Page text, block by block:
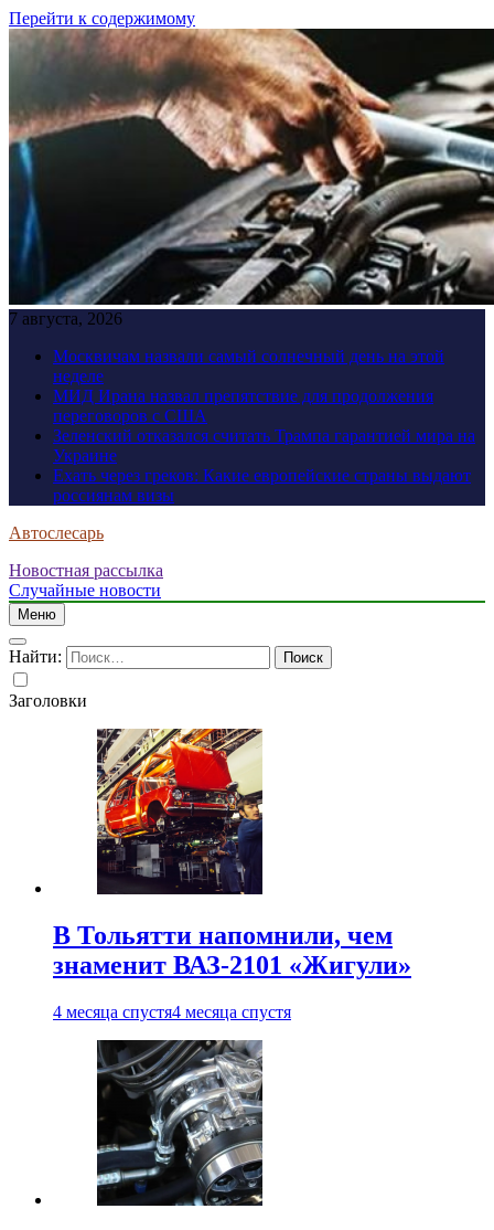
Перейти к содержимому
7 августа, 2026
Москвичам назвали самый солнечный день на этой
неделе
МИД Ирана назвал препятствие для продолжения
переговоров с США
Зеленский отказался считать Трампа гарантией мира на
Украине
Ехать через греков: Какие европейские страны выдают
россиянам визы
Автослесарь
Новостная рассылка
Случайные новости
Меню
Найти:
Заголовки
В Тольятти напомнили, чем
знаменит ВАЗ-2101 «Жигули»
4 месяца спустя4 месяца спустя